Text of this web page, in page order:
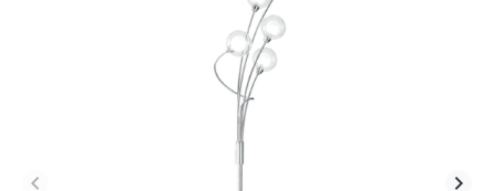
keyboard_arrow_left keyboard_arrow_right